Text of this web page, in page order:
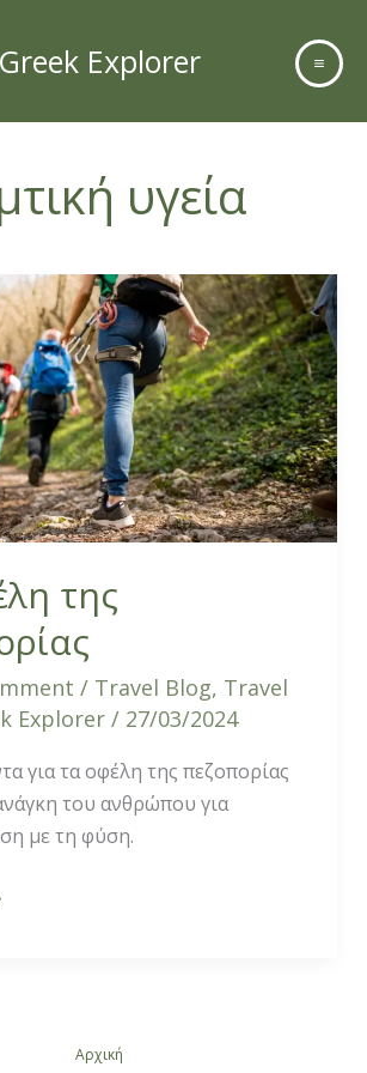
Greek Explorer
υγεία
της
/ Travel Blog, Travel
Explorer / 27/03/2024
για τα οφέλη της πεζοπορίας
του ανθρώπου για
με τη φύση.
Αρχική